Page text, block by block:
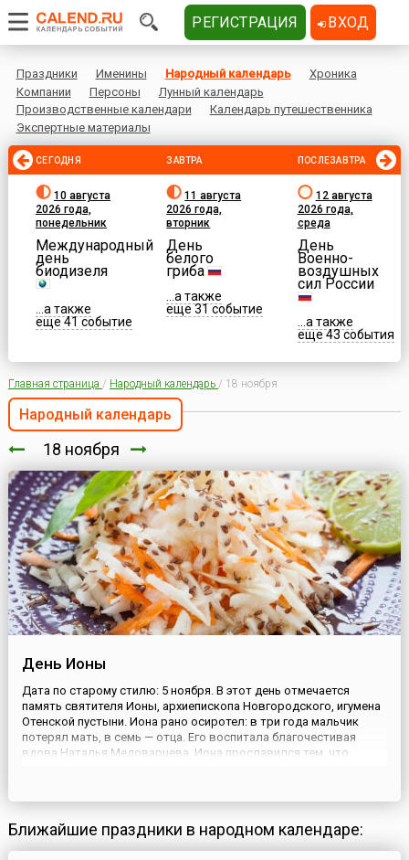
Праздники Именины Народный календарь
Хроника
Компании
Персоны
Лунный календарь
Производственные календари
Календарь путешественника
Экспертные материалы
СЕГОДНЯ
10 августа
2026 года,
понедельник
Международный
день
биодизеля
...а также
еще 41 событие
ЗАВТРА
11 августа
2026 года,
вторник
День
белого
гриба
...а также
еще 31 событие
ПОСЛЕЗАВТРА
12 августа
2026 года,
среда
День
Военно-
воздушных
сил России
...а также
еще 43 события
Главная страница / Народный календарь / 18 ноября
Народный календарь
18 ноября
День Ионы
Дата по старому стилю: 5 ноября. В этот день отмечается
память святителя Ионы, архиепископа Новгородского, игумена
Отенской пустыни. Иона рано осиротел: в три года мальчик
потерял мать, в семь — отца. Его воспитала благочестивая
вдова Наталья Медоварцева. Иона прославился тем, что
Ближайшие праздники в народном календаре:
РЕГИСТРАЦИЯ ВХОД